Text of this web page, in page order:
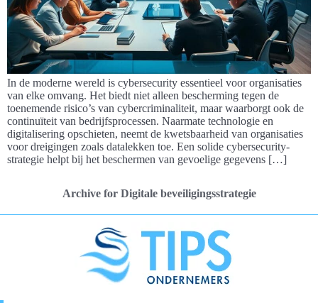
In de moderne wereld is cybersecurity essentieel voor organisaties
van elke omvang. Het biedt niet alleen bescherming tegen de
toenemende risico’s van cybercriminaliteit, maar waarborgt ook de
continuïteit van bedrijfsprocessen. Naarmate technologie en
digitalisering opschieten, neemt de kwetsbaarheid van organisaties
voor dreigingen zoals datalekken toe. Een solide cybersecurity-
strategie helpt bij het beschermen van gevoelige gegevens […]
Archive for Digitale beveiligingsstrategie